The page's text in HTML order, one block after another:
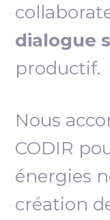
dialogue
productif.
Nous
CODIR
énergies
création